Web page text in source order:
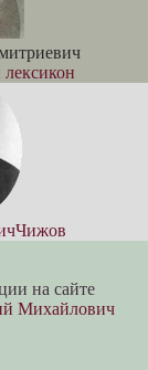
на сайте
Михайлович